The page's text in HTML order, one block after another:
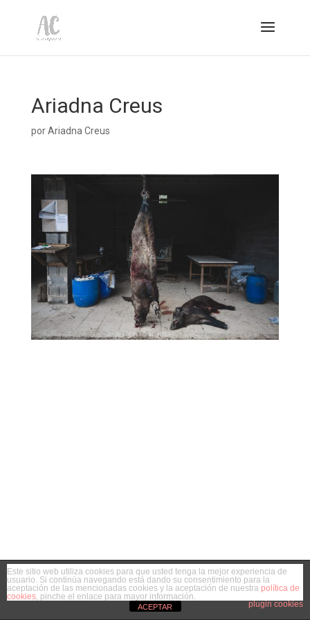
Ariadna Creus
porAriadna Creus
Este sitio web utiliza cookies para que usted tenga la mejor experiencia de
usuario. Si continúa navegando está dando su consentimiento para la
aceptación de las mencionadas cookies y la aceptación de nuestra política de
cookies, pinche el enlace para mayor información.
plugin cookies
ACEPTAR